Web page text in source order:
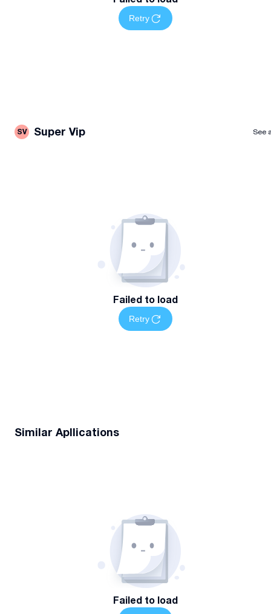
დაგეგმეთ თქვენი ჭერის სამუშაოები მარტივად —
დაგვიკავშირდით მითითებულ ნომერზე სრული
Retry
SV Super Vip See
Failed to load
Retry
Similar Apllications
Failed to load